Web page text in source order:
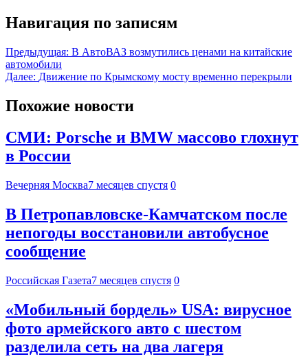
Навигация по записям
Предыдущая: В АвтоВАЗ возмутились ценами на китайские
автомобили
Далее: Движение по Крымскому мосту временно перекрыли
Похожие новости
СМИ: Porsche и BMW массово глохнут
в России
Вечерняя Москва7 месяцев спустя 0
В Петропавловске-Камчатском после
непогоды восстановили автобусное
сообщение
Российская Газета7 месяцев спустя 0
«Мобильный бордель» USA: вирусное
фото армейского авто с шестом
разделила сеть на два лагеря